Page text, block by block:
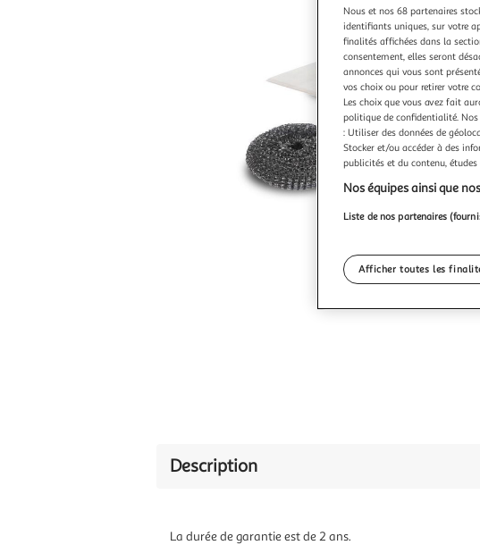
Description
La durée de garantie est de 2 ans.
Nous et nos 68 partenaires
identifiants uniques, sur votre
finalités affichées dans la
consentement, elles seront
annonces qui vous sont
vos choix ou pour retirer votre
Les choix que vous avez fait
politique de confidentialité.
: Utiliser des données de
Stocker et/ou accéder à des
publicités et du contenu, études
Nos équipes ainsi que
Liste de nos partenaires
Afficher toutes les